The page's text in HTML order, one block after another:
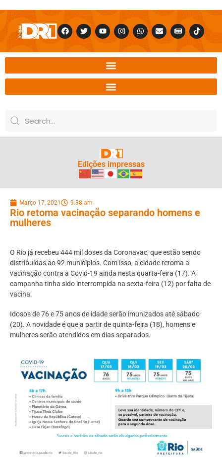
Edições impressas
Março 17, 2021 9:38 am
Rio retoma vacinação separando homens e
mulheres
O Rio já recebeu 444 mil doses da Coronavac, que estão sendo
distribuídas ao 92 municípios. Com isso, a cidade retoma a
vacinação contra a Covid-19 ainda nesta quarta-feira (17). A
campanha tinha sido interrompida na sexta-feira (12) por falta de
vacina.
Idosos de 76 e 75 anos de idade serão imunizados até sábado
(20). A novidade é que a partir de quinta-feira (18), homens e
mulheres serão atendidos em dias separados.